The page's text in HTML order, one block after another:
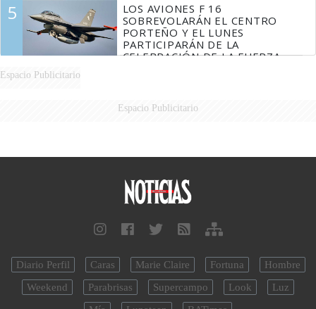
5
LOS AVIONES F 16
SOBREVOLARÁN EL CENTRO
PORTEÑO Y EL LUNES
PARTICIPARÁN DE LA
CELEBRACIÓN DE LA FUERZA
Espacio Publicitario
Espacio Publicitario
Diario Perfil Caras Marie Claire Fortuna
Hombre
Weekend
Parabrisas Supercampo Look
Luz